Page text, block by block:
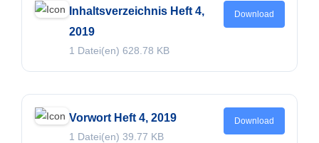
Inhaltsverzeichnis Heft 4,
2019
1 Datei(en) 628.78 KB
Download
Vorwort Heft 4, 2019
1 Datei(en) 39.77 KB
Download